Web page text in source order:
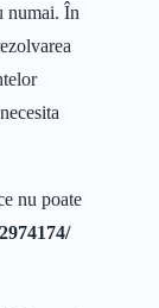
numai. În
nu poate